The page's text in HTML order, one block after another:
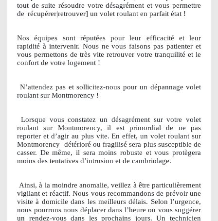
tout de suite résoudre votre désagrément et vous permettre
de |récupérer|retrouver] un volet roulant en parfait état !
Nos équipes sont réputées pour leur efficacité et leur
rapidité à intervenir. Nous ne vous faisons pas patienter et
vous permettons de très vite retrouver votre tranquilité et le
confort de votre logement !
N’attendez pas et sollicitez-nous pour un dépannage volet
roulant sur Montmorency !
Lorsque vous constatez un désagrément sur votre volet
roulant sur Montmorency, il est primordial de ne pas
reporter et d’agir au plus vite. En effet, un volet roulant sur
Montmorency détérioré ou fragilisé sera plus susceptible de
casser. De même, il sera moins robuste et vous protègera
moins des tentatives d’intrusion et de cambriolage.
Ainsi, à la moindre anomalie, veillez à être particulièrement
vigilant et réactif. Nous vous recommandons de prévoir une
visite à domicile dans les meilleurs délais. Selon l’urgence,
nous pourrons nous déplacer dans l’heure ou vous suggérer
un rendez-vous dans les prochains jours. Un technicien